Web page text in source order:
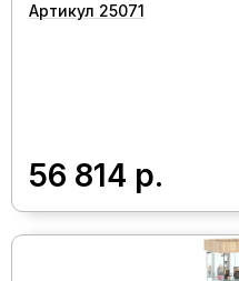
Артикул 25071
56 814 р.